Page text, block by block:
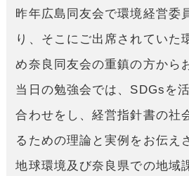
昨年広島同友会で環境経営委
り、そこにご出席されていた
め奈良同友会の重鎮の方から
当日の勉強会では、SDGsを
合わせをし、経営指針書の社
るための理論と実例をお伝え
地球環境及び奈良県での地域